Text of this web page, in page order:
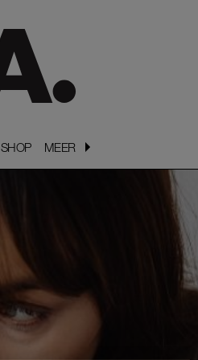
SHOP
SHOP MEER
MEER